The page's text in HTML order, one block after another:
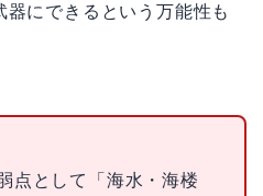
にできるという万能性も
点として「海水・海楼